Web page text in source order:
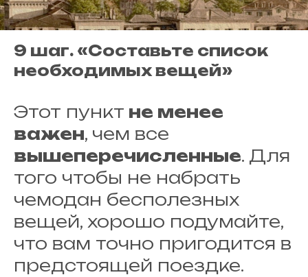
9 шаг. «Составьте список
необходимых вещей»
Этот пункт не менее
важен, чем все
вышеперечисленные. Для
того чтобы не набрать
чемодан бесполезных
вещей, хорошо подумайте,
что вам точно пригодится в
предстоящей поездке.